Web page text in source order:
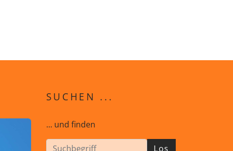
SUCHEN ...
... und finden
Los